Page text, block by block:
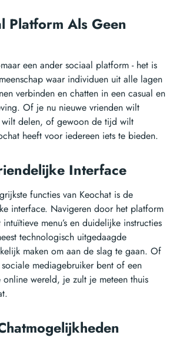
Platform Als Geen
een ander sociaal platform - het is
waar individuen uit alle lagen
verbinden en chatten in een casual en
Of je nu nieuwe vrienden wilt
wilt delen, of gewoon de tijd wilt
heeft voor iedereen iets te bieden.
Interface
functies van Keochat is de
interface. Navigeren door het platform
menu’s en duidelijke instructies
technologisch uitgedaagde
maken om aan de slag te gaan. Of
mediagebruiker bent of een
wereld, je zult je meteen thuis